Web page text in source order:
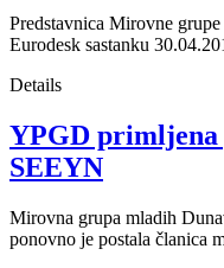
Predstavnica Mirovne
Eurodesk sastanku
Details
YPGD primljena
SEEYN
Mirovna grupa mladih
ponovno je postala članica